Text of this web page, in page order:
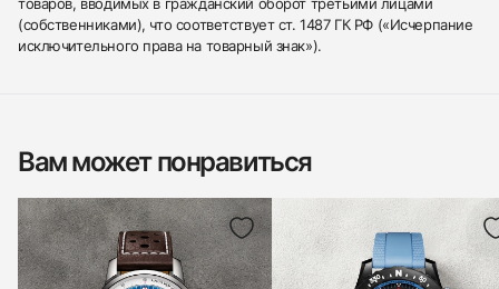
(собственниками), что соответствует ст. 1487 ГК РФ («Исчерпание
исключительного права на товарный знак»).
Вам может понравиться